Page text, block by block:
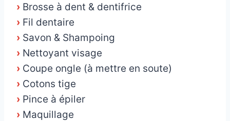
› Brosse à dent & dentifrice
› Fil dentaire
› Savon & Shampoing
› Nettoyant visage
› Coupe ongle (à mettre en soute)
› Cotons tige
› Pince à épiler
› Maquillage